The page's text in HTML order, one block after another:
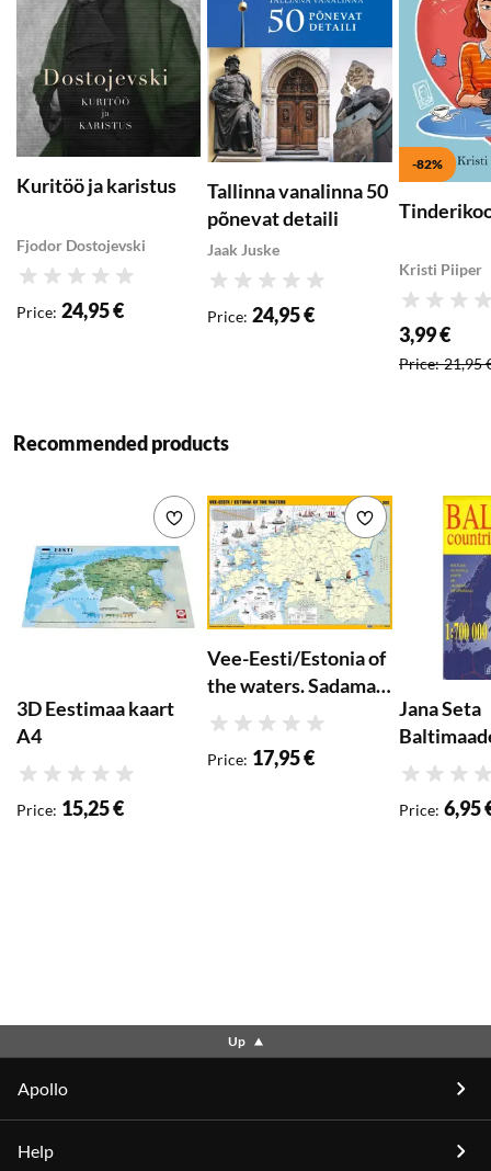
Kuritöö ja karistus
Fjodor Dostojevski
Rating
Price: 24,95 €
Tallinna vanalinna 50
põnevat detaili
Jaak Juske
Rating
Price: 24,95 €
-82%
Kristi Piiper
Rating
Special price
3,99 €
Price: 21,95
Recommended products
3D Eestimaa kaart
A4
Rating
Price: 15,25 €
Add to wishlist
Vee-Eesti/Estonia of
the waters. Sadamad
ja laevateed /
wateryays.
Rating
Price: 17,95 €
Add to wishlist
Jana Seta
Rating
Price: 6,95
Up
Apollo
Help